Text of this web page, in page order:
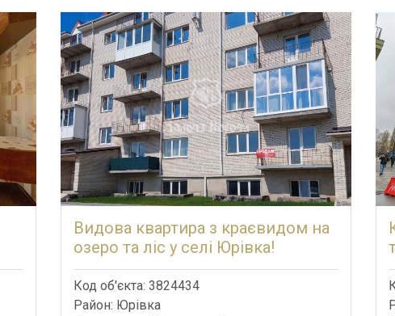
Видова квартира з краєвидом на
озеро та ліс у селі Юрівка!
Код об'єкта: 3824434
Район: Юрівка